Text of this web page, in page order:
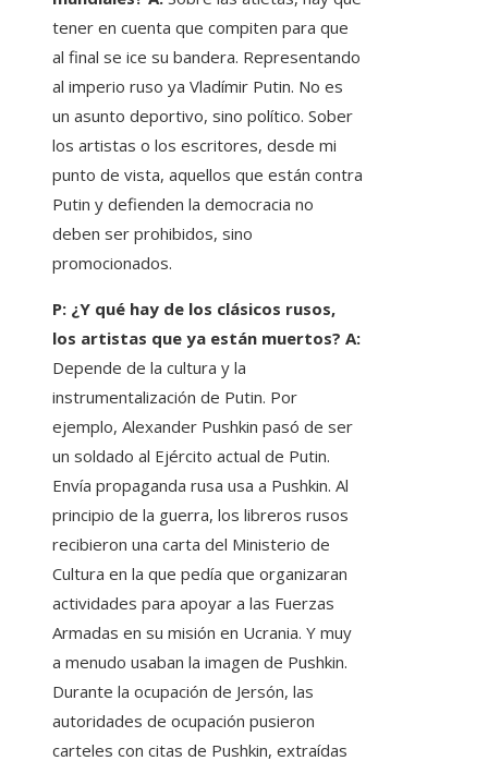
tener en cuenta que compiten para que
al final se ice su bandera. Representando
al imperio ruso ya Vladímir Putin. No es
un asunto deportivo, sino político. Sober
los artistas o los escritores, desde mi
punto de vista, aquellos que están contra
Putin y defienden la democracia no
deben ser prohibidos, sino
promocionados.
P: ¿Y qué hay de los clásicos rusos,
los artistas que ya están muertos? A:
Depende de la cultura y la
instrumentalización de Putin. Por
ejemplo, Alexander Pushkin pasó de ser
un soldado al Ejército actual de Putin.
Envía propaganda rusa usa a Pushkin. Al
principio de la guerra, los libreros rusos
recibieron una carta del Ministerio de
Cultura en la que pedía que organizaran
actividades para apoyar a las Fuerzas
Armadas en su misión en Ucrania. Y muy
a menudo usaban la imagen de Pushkin.
Durante la ocupación de Jersón, las
autoridades de ocupación pusieron
carteles con citas de Pushkin, extraídas